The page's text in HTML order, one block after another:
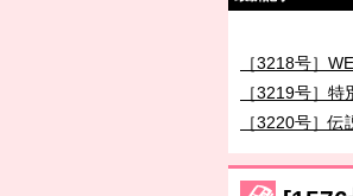
［3218号］
［3219号］特
［3220号］伝
［3230号］世
［3223号］一